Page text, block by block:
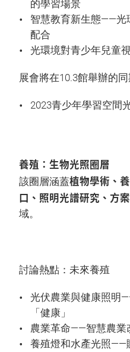
的學習場景
智慧教育新生態——光
配合
光環境對青少年兒童
展會將在10.3館舉辦的同
2023青少年學
養殖：生物光照圈層
該圈層涵蓋植物學術、
口、照明光譜研究、方
域。
討論熱點：未來養殖
光伏農業與健康照明
「健康」
農業革命——智慧農業
養殖燈和水產光照——